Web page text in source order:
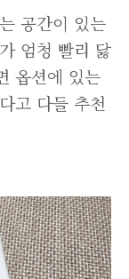
공간이 있는
엄청 빨리 닳
옵션에 있는
고 다들 추천